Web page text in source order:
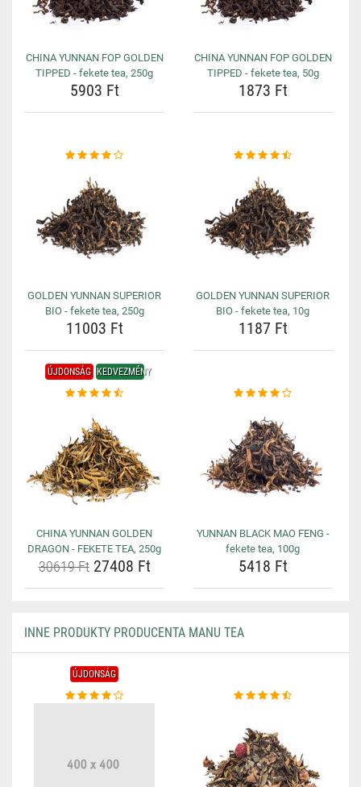
CHINA YUNNAN FOP GOLDEN
TIPPED - fekete tea, 250g
5903 Ft
CHINA YUNNAN FOP GOLDEN
TIPPED - fekete tea, 50g
1873 Ft
GOLDEN YUNNAN SUPERIOR
BIO - fekete tea, 250g
11003 Ft
GOLDEN YUNNAN SUPERIOR
BIO - fekete tea, 10g
1187 Ft
ÚJDONSÁG KEDVEZMÉNY
CHINA YUNNAN GOLDEN
DRAGON - FEKETE TEA, 250g
30619 Ft27408 Ft
YUNNAN BLACK MAO FENG -
fekete tea, 100g
5418 Ft
INNE PRODUKTY PRODUCENTA MANU TEA
ÚJDONSÁG